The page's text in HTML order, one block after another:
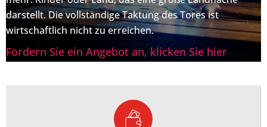
darstellt. Die vollständige Taktung des Tores ist
wirtschaftlich nicht zu erreichen.
Fordern Sie ein Angebot an, klicken Sie hier